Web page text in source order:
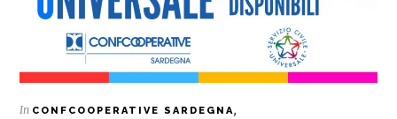
In CONFCOOPERATIVE SARDEGNA,